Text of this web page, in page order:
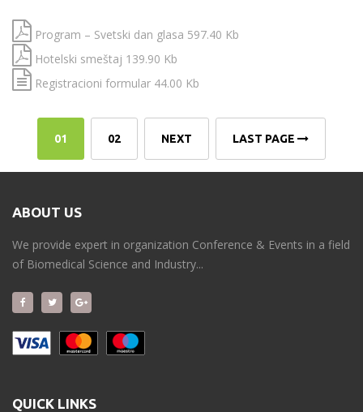
Program – Svetski dan glasa 597.40 Kb
Hotelski smeštaj 139.90 Kb
Registracioni formular 44.00 Kb
01 02 NEXT LAST PAGE
ABOUT US
We provide expert in organization Conference & Events in a field
of Biomedical Science and Industry...
QUICK LINKS